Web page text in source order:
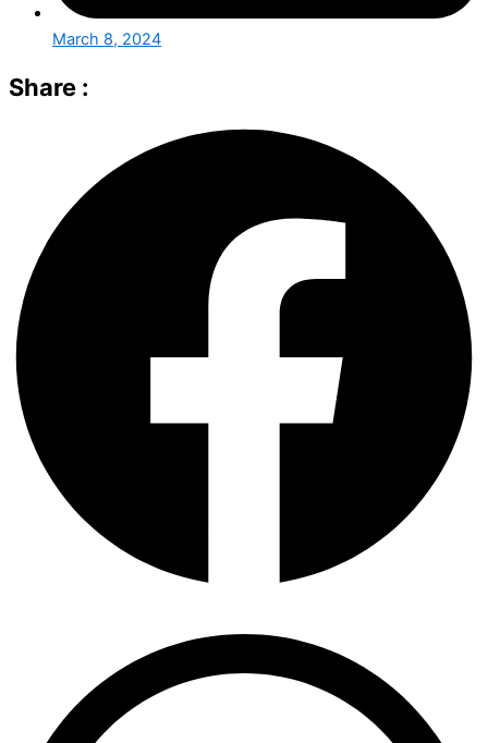
March 8, 2024
Share :